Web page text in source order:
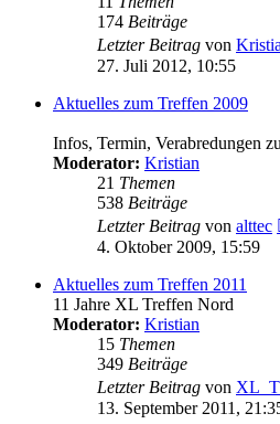
174 Beiträge
Letzter Beitrag von
27. Juli 2012, 10:55
Aktuelles zum Treffen 2009
Infos, Termin, Verabredungen
Moderator: Kristian
21 Themen
538 Beiträge
Letzter Beitrag von alttec
4. Oktober 2009, 15:59
Aktuelles zum Treffen 2011
11 Jahre XL Treffen Nord
Moderator: Kristian
15 Themen
349 Beiträge
Letzter Beitrag von
13. September 2011,